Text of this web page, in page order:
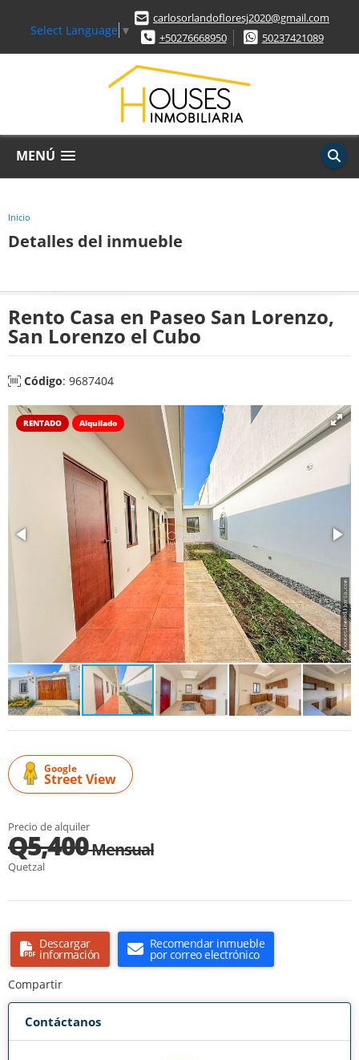
Select Language ▼
carlosorlandofloresj2020@gmail.com
+50276668950
50237421089
MENÚ
Inicio
Detalles del inmueble
Rento Casa en Paseo San Lorenzo,
San Lorenzo el Cubo
Código: 9687404
RENTADO Alquilado
Google
Street View
Precio de alquiler
Q5,400Mensual
Quetzal
Descargar
información
Recomendar inmueble
por correo electrónico
Compartir
Contáctanos